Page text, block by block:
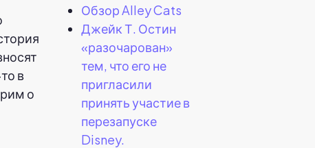
в
о
Обзор Alley Cats
Джейк Т. Остин
«разочарован»
тем, что его не
пригласили
принять участие в
перезапуске
Disney.